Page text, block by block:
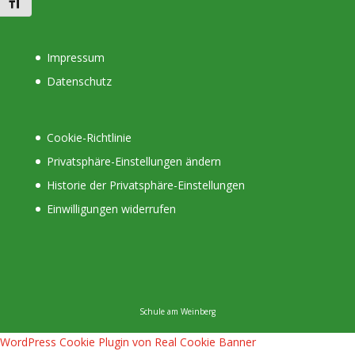
Schrift vergrößern
Impressum
Datenschutz
Cookie-Richtlinie
Privatsphäre-Einstellungen ändern
Historie der Privatsphäre-Einstellungen
Einwilligungen widerrufen
Schule am Weinberg
WordPress Cookie Plugin von Real Cookie Banner